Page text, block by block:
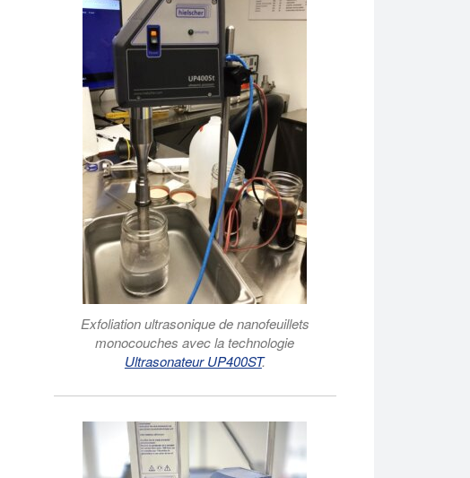
Exfoliation ultrasonique de nanofeuillets
monocouches avec la technologie
Ultrasonateur UP400ST.